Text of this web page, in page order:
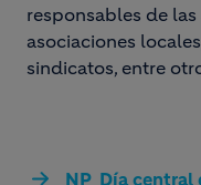
responsables de
asociaciones
sindicatos, entre
NP_Día